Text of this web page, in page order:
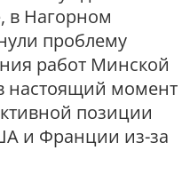
в Нагорном
проблему
работ Минской
настоящий момент
позиции
и Франции из-за